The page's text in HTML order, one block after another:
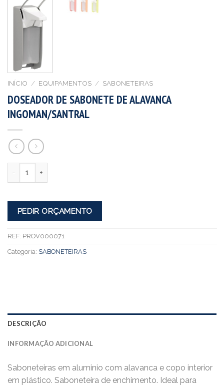
INÍCIO / EQUIPAMENTOS / SABONETEIRAS
DOSEADOR DE SABONETE DE ALAVANCA
INGOMAN/SANTRAL
PEDIR ORÇAMENTO
REF: PROV000071
Categoria: SABONETEIRAS
DESCRIÇÃO
INFORMAÇÃO ADICIONAL
Saboneteiras em aluminio com alavanca e copo interior
em plástico. Saboneteira de enchimento. Ideal para